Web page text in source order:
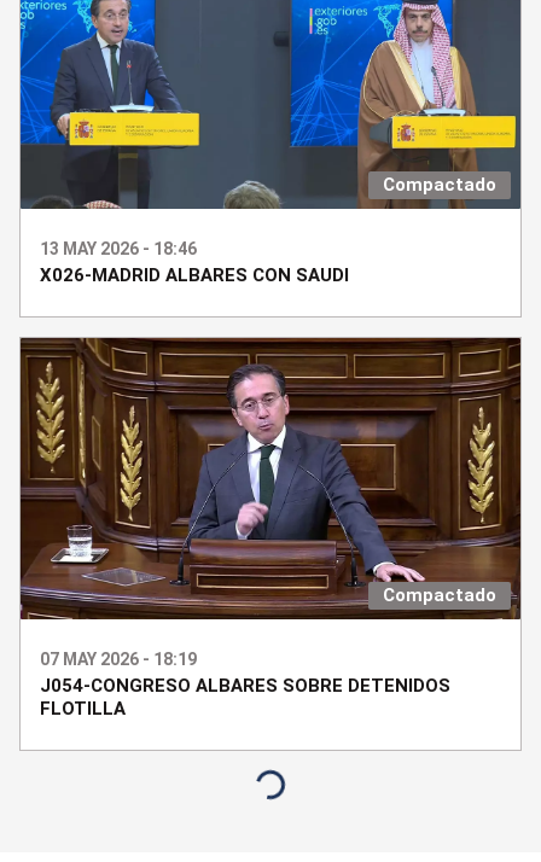
Compactado
13 MAY 2026 - 18:46
X026-MADRID ALBARES CON SAUDI
Compactado
07 MAY 2026 - 18:19
J054-CONGRESO ALBARES SOBRE DETENIDOS
FLOTILLA